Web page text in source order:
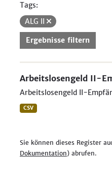
Tags:
ALG II
Ergebnisse filtern
Arbeitslosengeld II-
Arbeitslosengeld II-
CSV
Sie können dieses Register
Dokumentation) abrufen.